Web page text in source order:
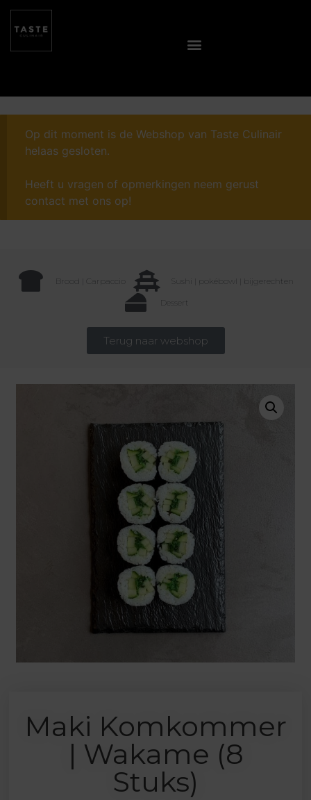
Op dit moment is de Webshop van Taste Culinair
helaas gesloten.
Heeft u vragen of opmerkingen neem gerust
contact met ons op!
Brood | Carpaccio Sushi | pokébowl | bijgerechten
Dessert
Terug naar webshop
Maki Komkommer
| Wakame (8
Stuks)